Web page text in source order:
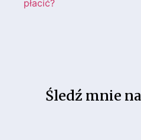
Śledź mnie